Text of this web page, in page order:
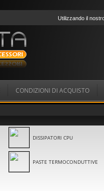
Utilizzando il
CONDIZIONI DI ACQUISTO
DISSIPATORI CPU
PASTE TERMOCONDUTTIVE